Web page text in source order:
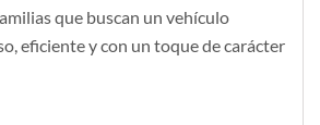
que buscan un vehículo
eficiente y con un toque de carácter